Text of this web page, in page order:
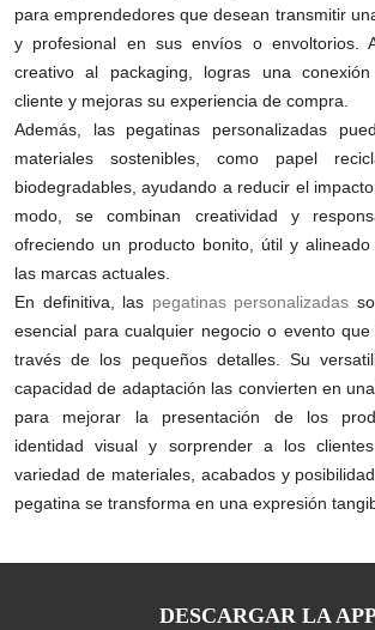
para emprendedores que desean transmitir
y profesional en sus envíos o envoltorios.
creativo al packaging, logras una
cliente y mejoras su experiencia de compra.
Además, las pegatinas personalizadas
materiales sostenibles, como papel
biodegradables, ayudando a reducir el
modo, se combinan creatividad y
ofreciendo un producto bonito, útil y
las marcas actuales.
En definitiva, las pegatinas personalizadas
esencial para cualquier negocio o evento
través de los pequeños detalles. Su
capacidad de adaptación las convierten en
para mejorar la presentación de los
identidad visual y sorprender a los
variedad de materiales, acabados y
pegatina se transforma en una expresión
DESCARGAR LA